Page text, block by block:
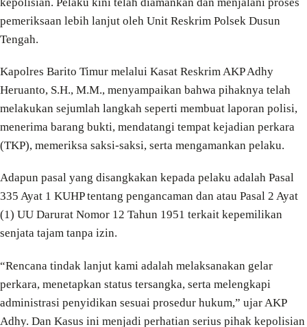
pemeriksaan lebih lanjut oleh Unit Reskrim Polsek Dusun
Tengah.
Kapolres Barito Timur melalui Kasat Reskrim AKP Adhy
Heruanto, S.H., M.M., menyampaikan bahwa pihaknya telah
melakukan sejumlah langkah seperti membuat laporan polisi,
menerima barang bukti, mendatangi tempat kejadian perkara
(TKP), memeriksa saksi-saksi, serta mengamankan pelaku.
Adapun pasal yang disangkakan kepada pelaku adalah Pasal
335 Ayat 1 KUHP tentang pengancaman dan atau Pasal 2 Ayat
(1) UU Darurat Nomor 12 Tahun 1951 terkait kepemilikan
senjata tajam tanpa izin.
“Rencana tindak lanjut kami adalah melaksanakan gelar
perkara, menetapkan status tersangka, serta melengkapi
administrasi penyidikan sesuai prosedur hukum,” ujar AKP
Adhy. Dan Kasus ini menjadi perhatian serius pihak kepolisian